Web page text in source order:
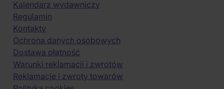
Kalendarz wydawniczy
Regulamin
Kontakty
Ochrona danych osobowych
Dostawa płatność
Warunki reklamacji i zwrotów
Reklamacje i zwroty towarów